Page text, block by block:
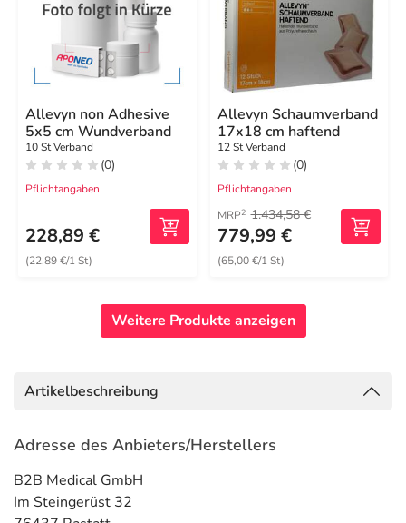
Allevyn non Adhesive
5x5 cm Wundverband
10 St Verband
(0)
Pflichtangaben
228,89 €
(22,89 €/1 St)
Allevyn Schaumverband
17x18 cm haftend
12 St Verband
(0)
Pflichtangaben
MRP2 1.434,58 €
779,99 €
(65,00 €/1 St)
Weitere Produkte anzeigen
Artikelbeschreibung
Adresse des Anbieters/Herstellers
B2B Medical GmbH
Im Steingerüst 32